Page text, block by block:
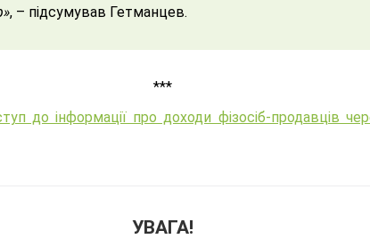
, – підсумував Гетманцев.
***
до інформації про доходи фізосіб-продавців
УВАГА!